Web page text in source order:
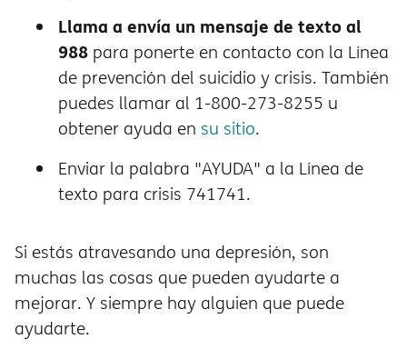
Llama a envía un mensaje de texto al
988 para ponerte en contacto con la Línea
de prevención del suicidio y crisis. También
puedes llamar al 1-800-273-8255 u
obtener ayuda en su sitio.
Enviar la palabra "AYUDA" a la Línea de
texto para crisis 741741.
Si estás atravesando una depresión, son
muchas las cosas que pueden ayudarte a
mejorar. Y siempre hay alguien que puede
ayudarte.